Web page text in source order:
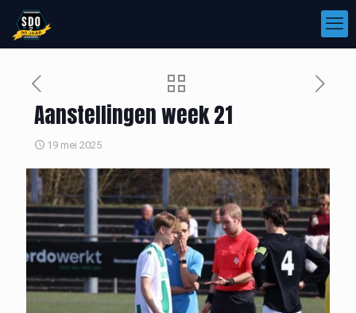
Aanstellingen week 21
19 mei 2025